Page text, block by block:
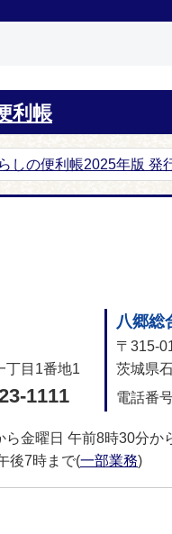
利帳
しの便利帳2025年版 発
丁目1番地1
1111
八郷総
〒315-
茨城県
電話番号
ら金曜日 午前8時30分か
後7時まで(一部業務)